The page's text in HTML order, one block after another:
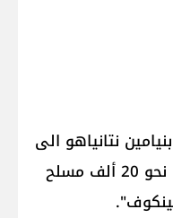
نتانياهو​ الى
ان "​حركة حماس​ لا تزال تمتلك نحو 20 ألف مسلح